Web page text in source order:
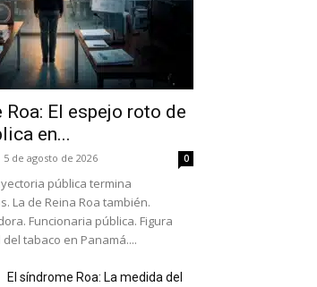
El espejo roto de
en...
5 de agosto de 2026 0
pública termina
La de Reina Roa también.
Funcionaria pública. Figura
tabaco en Panamá....
El síndrome Roa: La medida del